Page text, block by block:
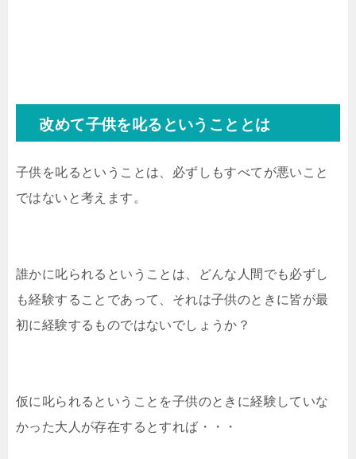
改めて子供を叱るということとは
子供を叱るということは、必ずしもすべてが悪いこと
ではないと考えます。
誰かに叱られるということは、どんな人間でも必ずし
も経験することであって、それは子供のときに皆が最
初に経験するものではないでしょうか？
仮に叱られるということを子供のときに経験していな
かった大人が存在するとすれば・・・